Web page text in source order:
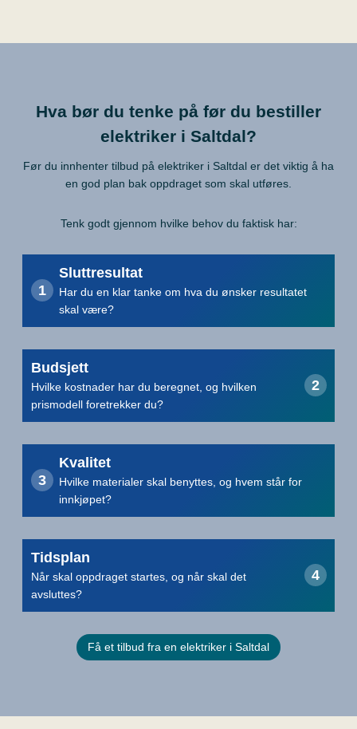
Hva bør du tenke på før du bestiller
elektriker i Saltdal?
Før du innhenter tilbud på elektriker i Saltdal er det viktig å ha
en god plan bak oppdraget som skal utføres.
Tenk godt gjennom hvilke behov du faktisk har:
Sluttresultat
Har du en klar tanke om hva du ønsker resultatet
skal være?
Budsjett
Hvilke kostnader har du beregnet, og hvilken
prismodell foretrekker du?
Kvalitet
Hvilke materialer skal benyttes, og hvem står for
innkjøpet?
Tidsplan
Når skal oppdraget startes, og når skal det
avsluttes?
Få et tilbud fra en elektriker i Saltdal